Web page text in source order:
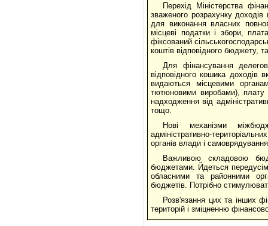
Перехід Міністерства
зваженого розрахунку
для виконання власних
місцеві податки і збори,
фіксований
коштів відповідного бюджету,
Для фінансування
відповідного кошика доходів
видаються місцевими
тютюновими виробами), плату
надходження від
тощо.
Нові механізми
адміністративно-
органів влади і
Важливою складовою
бюджетами. Йдеться
обласними та районними
бюджетів. Потрібно
Розв'язання цих та інших
територій і зміцненню